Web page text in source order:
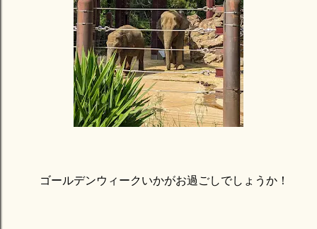
ゴールデンウィークいかがお過ごしでしょうか！